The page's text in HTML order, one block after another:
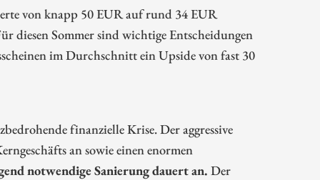
von knapp 50 EUR auf rund 34 EUR
diesen Sommer sind wichtige Entscheidungen
im Durchschnitt ein Upside von fast 30
finanzielle Krise. Der aggressive
an sowie einen enormen
notwendige Sanierung dauert an. Der